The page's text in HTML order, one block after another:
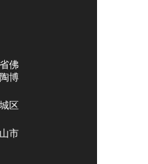
佛
博
区
市